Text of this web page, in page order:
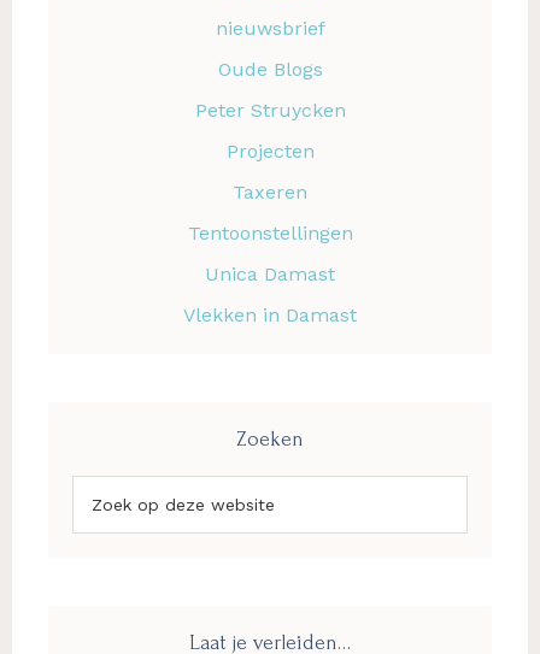
nieuwsbrief
Oude Blogs
Peter Struycken
Projecten
Taxeren
Tentoonstellingen
Unica Damast
Vlekken in Damast
Zoeken
op
Laat je verleiden…